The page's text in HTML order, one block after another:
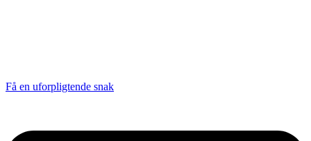
Få en uforpligtende snak